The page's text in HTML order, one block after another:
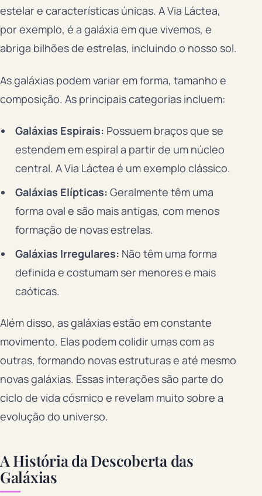
estelar e características únicas. A Via Láctea,
por exemplo, é a galáxia em que vivemos, e
abriga bilhões de estrelas, incluindo o nosso sol.
As galáxias podem variar em forma, tamanho e
composição. As principais categorias incluem:
Galáxias Espirais: Possuem braços que se
estendem em espiral a partir de um núcleo
central. A Via Láctea é um exemplo clássico.
Galáxias Elípticas: Geralmente têm uma
forma oval e são mais antigas, com menos
formação de novas estrelas.
Galáxias Irregulares: Não têm uma forma
definida e costumam ser menores e mais
caóticas.
Além disso, as galáxias estão em constante
movimento. Elas podem colidir umas com as
outras, formando novas estruturas e até mesmo
novas galáxias. Essas interações são parte do
ciclo de vida cósmico e revelam muito sobre a
evolução do universo.
A História da Descoberta das
Galáxias